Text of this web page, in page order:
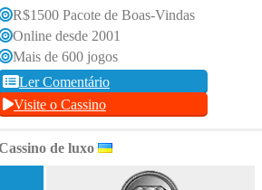
R$1500 Pacote de Boas-Vindas
Online desde 2001
Mais de 600 jogos
Ler Comentário
Visite o Cassino
de luxo